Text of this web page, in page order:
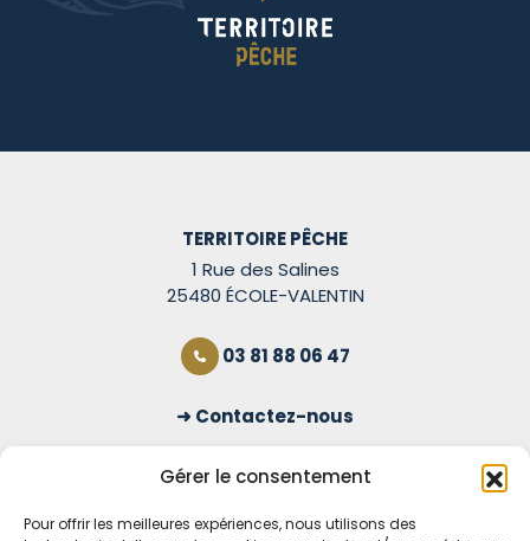
Gérer le consentement
Pour offrir les meilleures expériences, nous utilisons des
TERRITOIRE PÊCHE
1 Rue des Salines
25480 ÉCOLE-VALENTIN
03 81 88 06 47
Contactez-nous